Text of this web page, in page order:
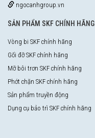
ngocanhgroup.vn
SẢN PHẨM SKF CHÍNH HÃNG
Vòng bi SKF chính hãng
Gối đỡ SKF chính hãng
Mỡ bôi trơn SKF chính hãng
Phớt chặn SKF chính hãng
Sản phẩm truyền động
Dụng cụ bảo trì SKF chính hãng